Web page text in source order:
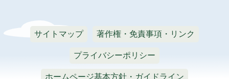
サイトマップ 著作権・免責事項・リンク
プライバシーポリシー
ホームページ基本方針・ガイドライン